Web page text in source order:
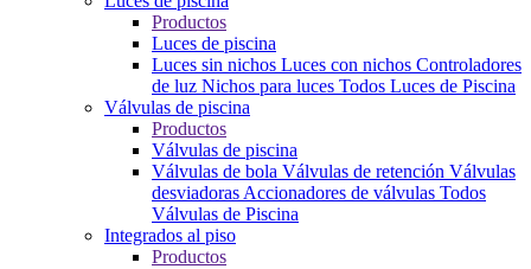
Productos
Luces de piscina
Luces sin nichos Luces con nichos Controladores
de luz Nichos para luces Todos Luces de Piscina
Válvulas de piscina
Productos
Válvulas de piscina
Válvulas de bola Válvulas de retención Válvulas
desviadoras Accionadores de válvulas Todos
Válvulas de Piscina
Integrados al piso
Productos